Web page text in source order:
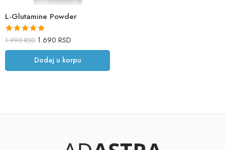
L-Glutamine Powder
Ocenjeno sa
5.00od 5
1.990RSD 1.690 RSD
Dodaj u korpu